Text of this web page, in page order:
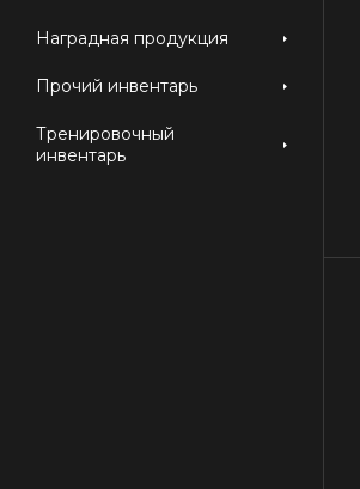
Наградная продукция
Прочий инвентарь
Тренировочный
инвентарь